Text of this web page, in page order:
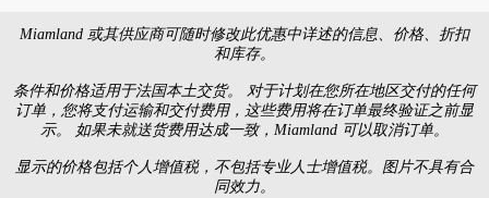
Miamland 或其供应商可随时修改此优惠中详述的信息、价格、折扣
和库存。
条件和价格适用于法国本土交货。 对于计划在您所在地区交付的任何
订单，您将支付运输和交付费用，这些费用将在订单最终验证之前显
示。 如果未就送货费用达成一致，Miamland 可以取消订单。
显示的价格包括个人增值税，不包括专业人士增值税。图片不具有合
同效力。